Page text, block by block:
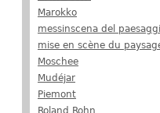
Marokko
messinscena del
mise en scène du
Moschee
Mudéjar
Piemont
Roland Rohn